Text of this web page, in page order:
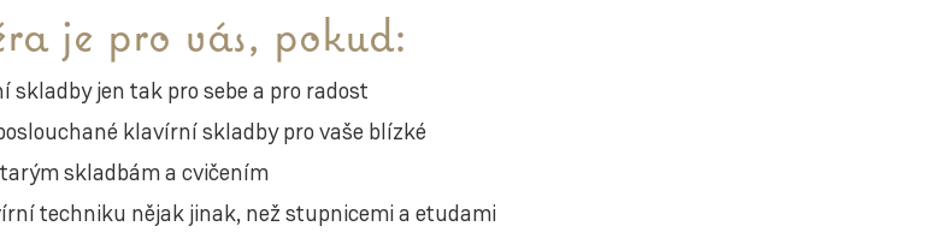
je pro vás, pokud:
skladby jen tak pro sebe a pro radost
klavírní skladby pro vaše blízké
skladbám a cvičením
techniku nějak jinak, než stupnicemi a etudami